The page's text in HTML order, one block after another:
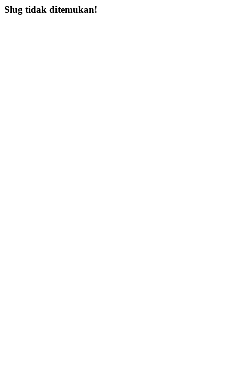
Slug tidak ditemukan!